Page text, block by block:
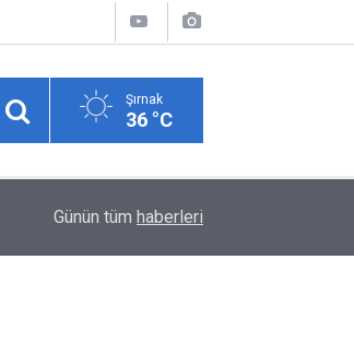
Şırnak
36 °C
Şırnak'ta Gıda Denetimleri Aralıksız Sürüyor
Günün tüm haberleri